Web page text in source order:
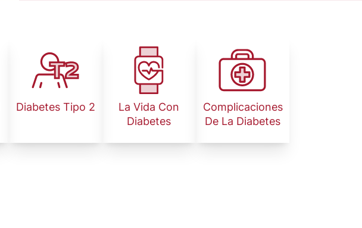
Image
Diabetes Tipo 2
Image
La Vida Con
Diabetes
Image
Complicaciones
De La Diabetes